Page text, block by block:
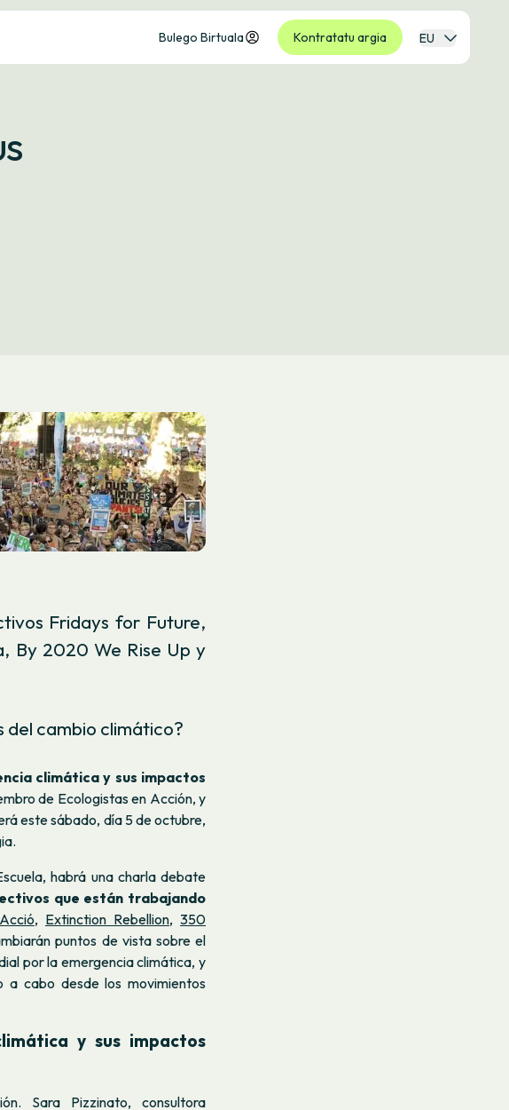
Bulego Birtuala Kontratatu argia EU
Fridays for Future,
By 2020 We Rise Up y
del cambio climático?
climática y sus impactos
de Ecologistas en Acción, y
este sábado, día 5 de octubre,
habrá una charla debate
que están trabajando
, Extinction Rebellion,350
puntos de vista sobre el
por la emergencia climática, y
a cabo desde los movimientos
y sus impactos
Sara Pizzinato, consultora